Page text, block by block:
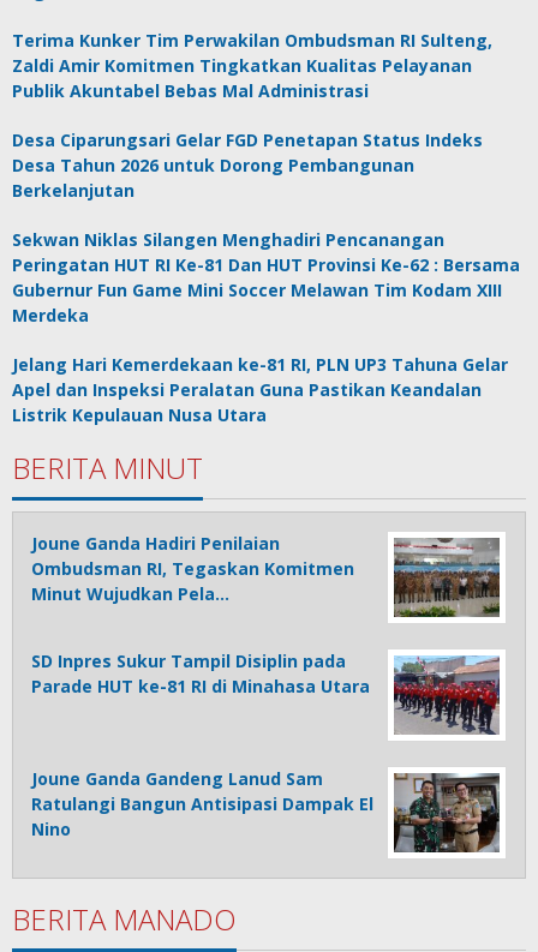
Terima Kunker Tim Perwakilan Ombudsman RI Sulteng,
Zaldi Amir Komitmen Tingkatkan Kualitas Pelayanan
Publik Akuntabel Bebas Mal Administrasi
Desa Ciparungsari Gelar FGD Penetapan Status Indeks
Desa Tahun 2026 untuk Dorong Pembangunan
Berkelanjutan
Sekwan Niklas Silangen Menghadiri Pencanangan
Peringatan HUT RI Ke-81 Dan HUT Provinsi Ke-62 : Bersama
Gubernur Fun Game Mini Soccer Melawan Tim Kodam XIII
Merdeka
Jelang Hari Kemerdekaan ke-81 RI, PLN UP3 Tahuna Gelar
Apel dan Inspeksi Peralatan Guna Pastikan Keandalan
Listrik Kepulauan Nusa Utara
BERITA MINUT
Joune Ganda Hadiri Penilaian
Ombudsman RI, Tegaskan Komitmen
Minut Wujudkan Pela…
SD Inpres Sukur Tampil Disiplin pada
Parade HUT ke-81 RI di Minahasa Utara
Joune Ganda Gandeng Lanud Sam
Ratulangi Bangun Antisipasi Dampak El
Nino
BERITA MANADO